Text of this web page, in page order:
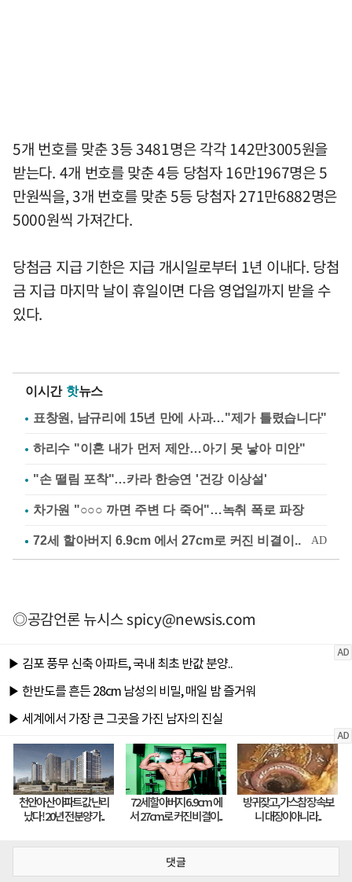
5개 번호를 맞춘 3등 3481명은 각각 142만3005원을
받는다. 4개 번호를 맞춘 4등 당첨자 16만1967명은 5
만원씩을, 3개 번호를 맞춘 5등 당첨자 271만6882명은
5000원씩 가져간다.
당첨금 지급 기한은 지급 개시일로부터 1년 이내다. 당첨
금 지급 마지막 날이 휴일이면 다음 영업일까지 받을 수
있다.
이시간 핫뉴스
표창원, 남규리에 15년 만에 사과…"제가 틀렸습니다"
하리수 "이혼 내가 먼저 제안…아기 못 낳아 미안"
"손 떨림 포착"…카라 한승연 '건강 이상설'
차가원 "○○○ 까면 주변 다 죽어"…녹취 폭로 파장
◎공감언론 뉴시스spicy@newsis.com
댓글